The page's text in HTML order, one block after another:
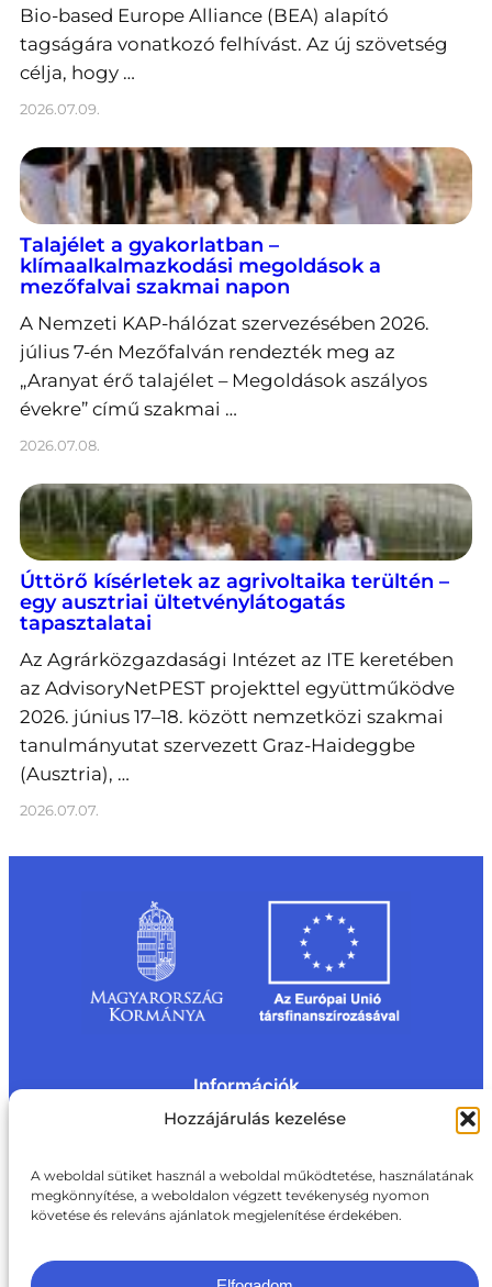
Hozzájárulás kezelése
A weboldal sütiket használ a weboldal működtetése, használatának
megkönnyítése, a weboldalon végzett tevékenység nyomon
követése és releváns ajánlatok megjelenítése érdekében.
Bio-based Europe Alliance (BEA) alapító
tagságára vonatkozó felhívást. Az új szövetség
célja, hogy …
2026.07.09.
Talajélet a gyakorlatban –
klímaalkalmazkodási megoldások a
mezőfalvai szakmai napon
A Nemzeti KAP-hálózat szervezésében 2026.
július 7-én Mezőfalván rendezték meg az
„Aranyat érő talajélet – Megoldások aszályos
évekre” című szakmai …
2026.07.08.
Úttörő kísérletek az agrivoltaika terültén –
egy ausztriai ültetvénylátogatás
tapasztalatai
Az Agrárközgazdasági Intézet az ITE keretében
az AdvisoryNetPEST projekttel együttműködve
2026. június 17–18. között nemzetközi szakmai
tanulmányutat szervezett Graz-Haideggbe
(Ausztria), …
2026.07.07.
Információk
Impresszum
Rólunk
Oldaltérkép
Adatvédelmi nyilatkozat
Akadálymentesítési nyilatkozat
Cookie tájékoztató
Kapcsolat
ite@aki.gov.hu